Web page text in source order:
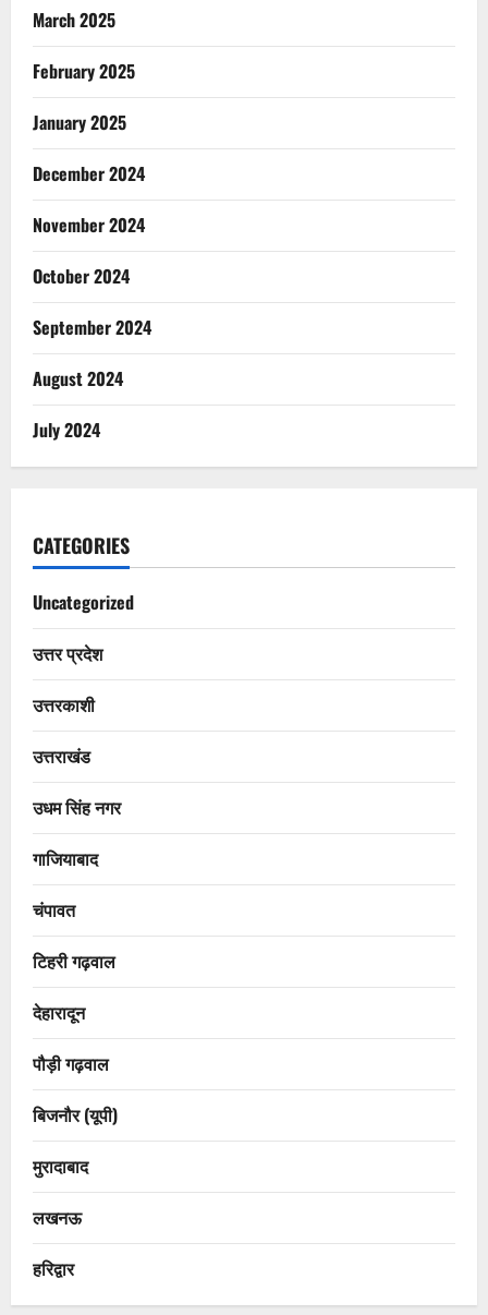
March 2025
February 2025
January 2025
December 2024
November 2024
October 2024
September 2024
August 2024
July 2024
CATEGORIES
Uncategorized
उत्तर प्रदेश
उत्तरकाशी
उत्तराखंड
उधम सिंह नगर
गाजियाबाद
चंपावत
टिहरी गढ़वाल
देहारादून
पौड़ी गढ़वाल
बिजनौर (यूपी)
मुरादाबाद
लखनऊ
हरिद्वार